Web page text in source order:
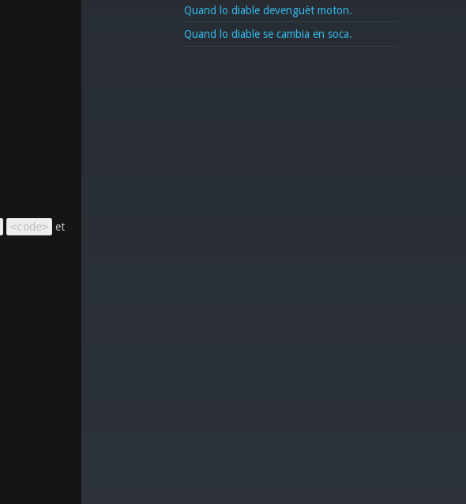
<code> et
Quand lo diable devenguèt moton.
Quand lo diable se cambia en soca.